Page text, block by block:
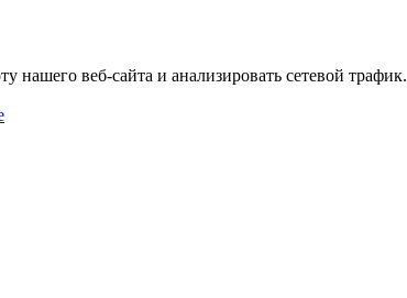
веб-сайта и анализировать сетевой трафик.